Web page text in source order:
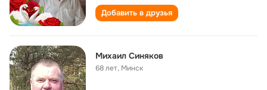
Добавить в друзья
Михаил Синяков
68 лет, Минск